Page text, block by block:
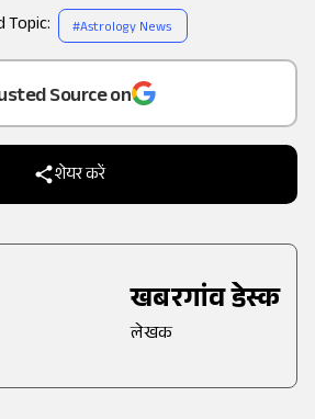
as a
Source on
शेयर करें
खबरगांव डेस्क
लेखक
Topic: #Astrology News